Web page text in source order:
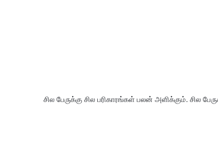
சில பேருக்கு சில பரிகாரங்கள் பலன் அளிக்கும். சில